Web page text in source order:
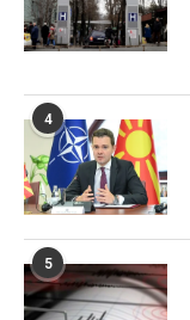
4
5